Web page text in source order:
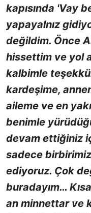
kapısında 'Vay
yapayalnız
değildim. Önce
hissettim ve yol
kalbimle
kardeşime,
aileme ve en
benimle
devam ettiğiniz
sadece
ediyoruz. Çok
buradayım…
an minnettar ve